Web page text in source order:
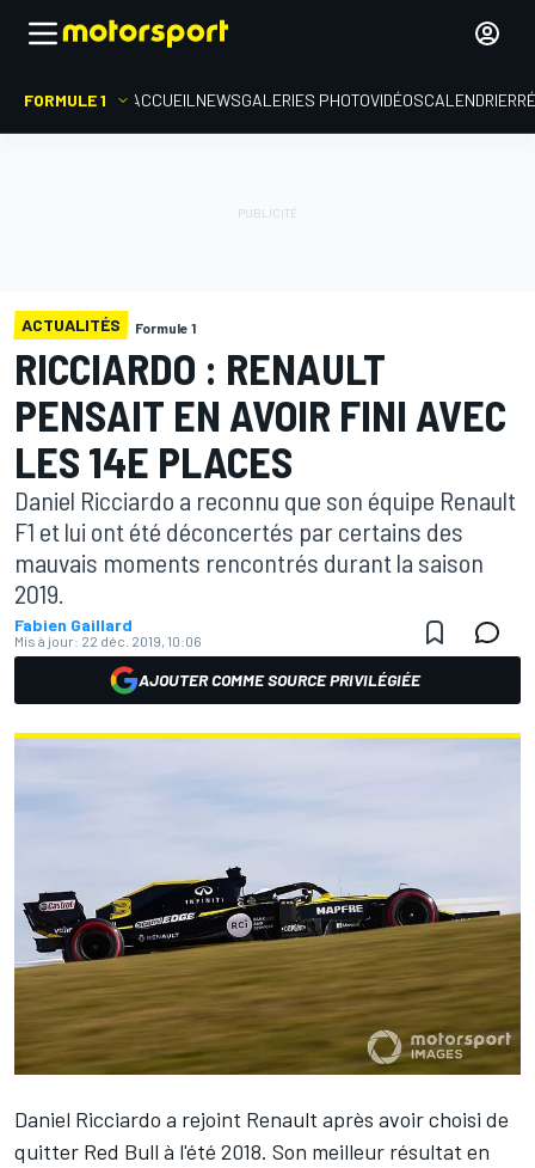
FORMULE 1 ACCUEIL NEWSGALERIES PHOTOVIDÉOSCALENDRIER
ACTUALITÉS Formule 1
RICCIARDO : RENAULT
PENSAIT EN AVOIR FINI AVEC
LES 14E PLACES
Daniel Ricciardo a reconnu que son équipe Renault
F1 et lui ont été déconcertés par certains des
mauvais moments rencontrés durant la saison
2019.
Fabien Gaillard
Mis à jour: 22 déc. 2019, 10:06
AJOUTER COMME SOURCE PRIVILÉGIÉE
Daniel Ricciardo a rejoint Renault après avoir choisi de
quitter Red Bull à l'été 2018. Son meilleur résultat en